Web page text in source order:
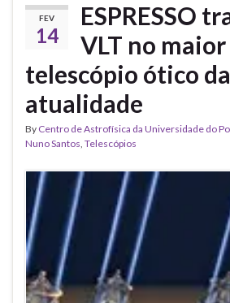
FEV
14
ESPRESSO
VLT no maior
telescópio ótico da
atualidade
By Centro de Astrofísica da Universidade do
Nuno Santos, Telescópios